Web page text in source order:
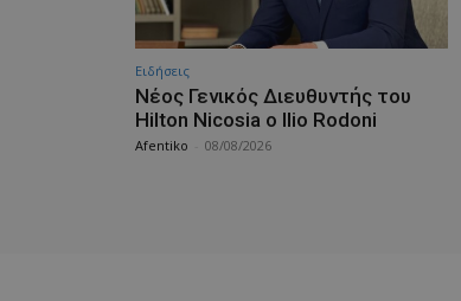
Ειδήσεις
Νέος Γενικός Διευθυντής του
Hilton Nicosia ο Ilio Rodoni
Afentiko 08/08/2026